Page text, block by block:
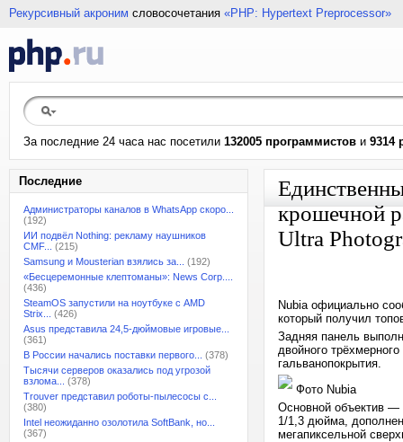
Рекурсивный акроним словосочетания «PHP: Hypertext Preprocessor»
За последние 24 часа нас посетили 132005 программистов и 9314
Последние
Администраторы каналов в WhatsApp скоро...
(192)
ИИ подвёл Nothing: рекламу наушников
CMF...
(215)
Samsung и Mousterian взялись за...
(192)
«Бесцеремонные клептоманы»: News Corp....
(436)
SteamOS запустили на ноутбуке с AMD
Strix...
(426)
Asus представила 24,5-дюймовые игровые...
(361)
В России начались поставки первого...
(378)
Тысячи серверов оказались под угрозой
взлома...
(378)
Trouver представил роботы-пылесосы с...
(380)
Intel неожиданно озолотила SoftBank, но...
(367)
крошечной
Ultra
Nubia официально
который получил
Задняя панель
двойного
гальванопокрытия.
Фото Nubia
Основной объектив —
1/1,3 дюйма,
мегапиксельной